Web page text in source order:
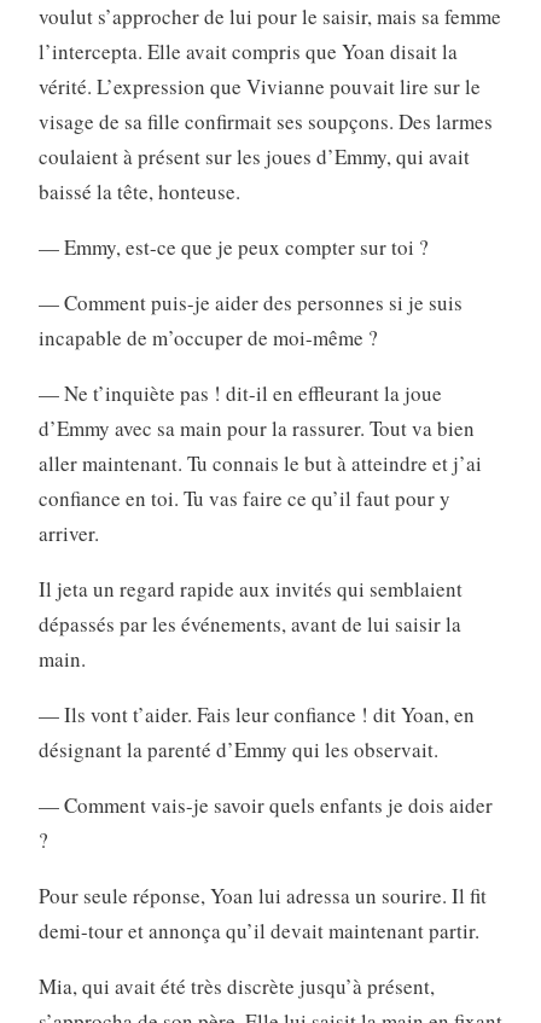
voulut s’approcher de lui pour le saisir, mais sa femme
l’intercepta. Elle avait compris que Yoan disait la
vérité. L’expression que Vivianne pouvait lire sur le
visage de sa fille confirmait ses soupçons. Des larmes
coulaient à présent sur les joues d’Emmy, qui avait
baissé la tête, honteuse.
— Emmy, est-ce que je peux compter sur toi ?
— Comment puis-je aider des personnes si je suis
incapable de m’occuper de moi-même ?
— Ne t’inquiète pas ! dit-il en effleurant la joue
d’Emmy avec sa main pour la rassurer. Tout va bien
aller maintenant. Tu connais le but à atteindre et j’ai
confiance en toi. Tu vas faire ce qu’il faut pour y
arriver.
Il jeta un regard rapide aux invités qui semblaient
dépassés par les événements, avant de lui saisir la
main.
— Ils vont t’aider. Fais leur confiance ! dit Yoan, en
désignant la parenté d’Emmy qui les observait.
— Comment vais-je savoir quels enfants je dois aider
?
Pour seule réponse, Yoan lui adressa un sourire. Il fit
demi-tour et annonça qu’il devait maintenant partir.
Mia, qui avait été très discrète jusqu’à présent,